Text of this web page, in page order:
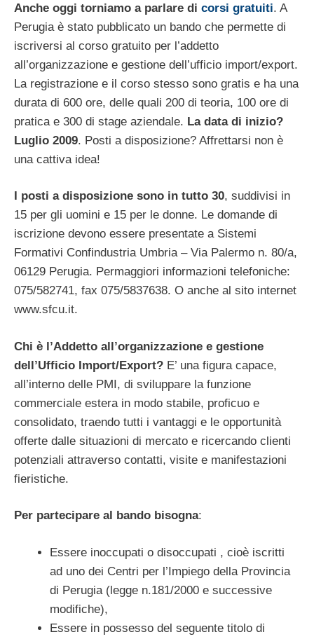
Anche oggi torniamo a parlare di corsi gratuiti. A
Perugia è stato pubblicato un bando che permette di
iscriversi al corso gratuito per l’addetto
all’organizzazione e gestione dell’ufficio import/export.
La registrazione e il corso stesso sono gratis e ha una
durata di 600 ore, delle quali 200 di teoria, 100 ore di
pratica e 300 di stage aziendale. La data di inizio?
Luglio 2009. Posti a disposizione? Affrettarsi non è
una cattiva idea!
I posti a disposizione sono in tutto 30, suddivisi in
15 per gli uomini e 15 per le donne. Le domande di
iscrizione devono essere presentate a Sistemi
Formativi Confindustria Umbria – Via Palermo n. 80/a,
06129 Perugia. Permaggiori informazioni telefoniche:
075/582741, fax 075/5837638. O anche al sito internet
www.sfcu.it.
Chi è l’Addetto all’organizzazione e gestione
dell’Ufficio Import/Export? E’ una figura capace,
all’interno delle PMI, di sviluppare la funzione
commerciale estera in modo stabile, proficuo e
consolidato, traendo tutti i vantaggi e le opportunità
offerte dalle situazioni di mercato e ricercando clienti
potenziali attraverso contatti, visite e manifestazioni
fieristiche.
Per partecipare al bando bisogna:
Essere inoccupati o disoccupati , cioè iscritti
ad uno dei Centri per l’Impiego della Provincia
di Perugia (legge n.181/2000 e successive
modifiche),
Essere in possesso del seguente titolo di